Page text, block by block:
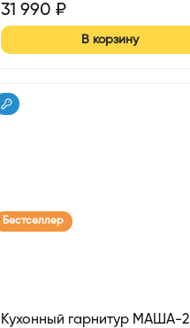
31 990 ₽
В корзину
Бестселлер
Кухонный гарнитур МАША-2